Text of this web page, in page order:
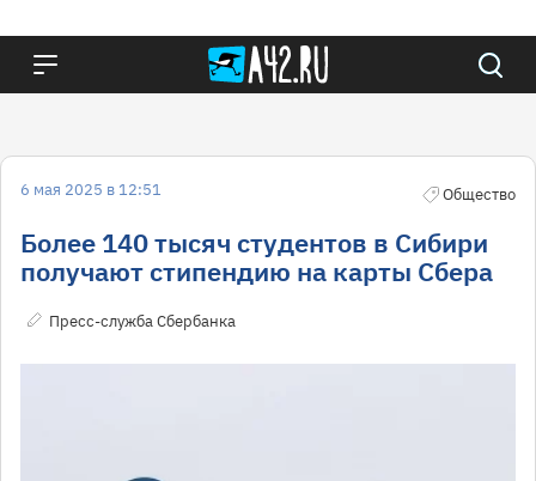
6 мая 2025 в 12:51 Общество
Более 140 тысяч студентов в Сибири
получают стипендию на карты Сбера
Пресс-служба Сбербанка